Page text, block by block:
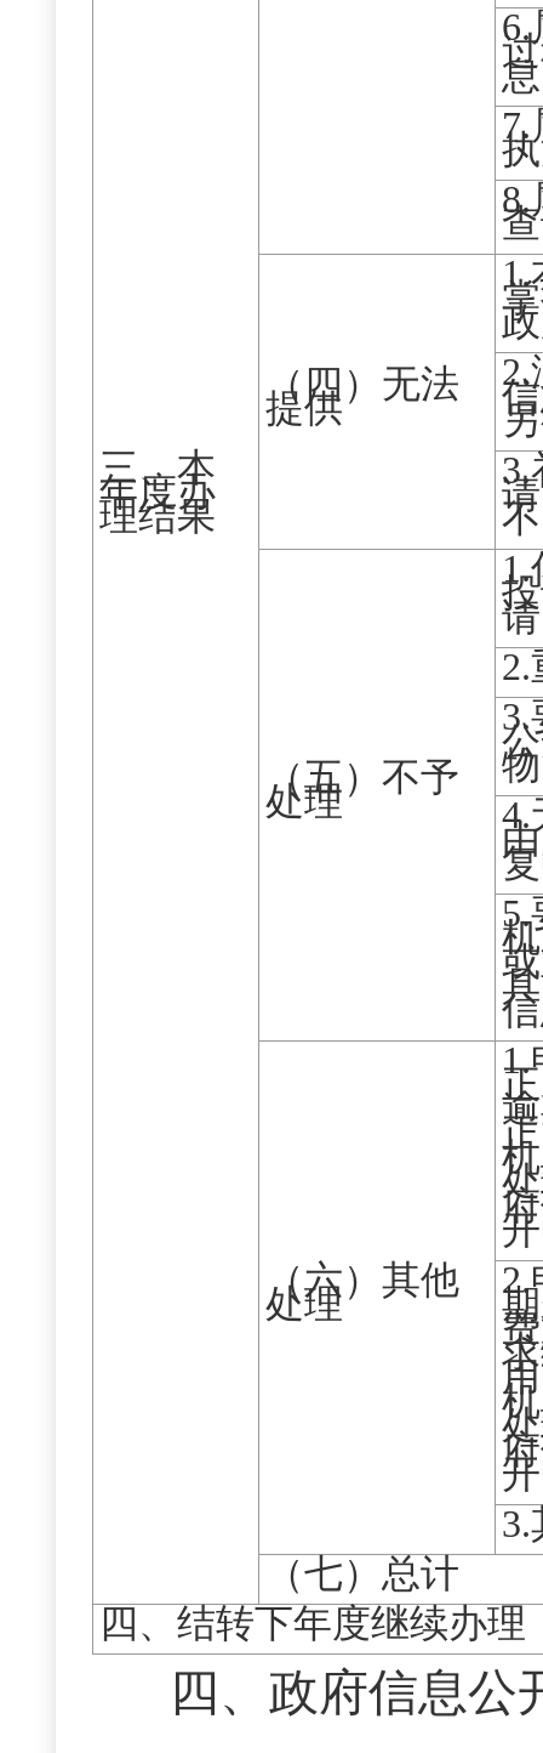
三、本
年度办
理结果
6.
息
8.
（四）无法
提供
2.
3.
（五）不予
处理
请
2.
3.
物
4.
5.
（六）其他
处理
2.
3.
（七）总计
四、结转下年度继续办理
四、政府信息公